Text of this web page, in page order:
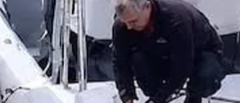
вирішального удару. Право